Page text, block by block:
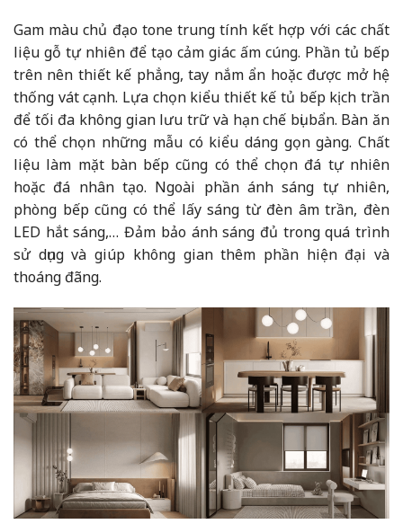
Gam màu chủ đạo tone trung tính kết hợp với các chất
liệu gỗ tự nhiên để tạo cảm giác ấm cúng. Phần tủ bếp
trên nên thiết kế phẳng, tay nắm ẩn hoặc được mở hệ
thống vát cạnh. Lựa chọn kiểu thiết kế tủ bếp kịch trần
để tối đa không gian lưu trữ và hạn chế bụi bẩn. Bàn ăn
có thể chọn những mẫu có kiểu dáng gọn gàng. Chất
liệu làm mặt bàn bếp cũng có thể chọn đá tự nhiên
hoặc đá nhân tạo. Ngoài phần ánh sáng tự nhiên,
phòng bếp cũng có thể lấy sáng từ đèn âm trần, đèn
LED hắt sáng,… Đảm bảo ánh sáng đủ trong quá trình
sử dụng và giúp không gian thêm phần hiện đại và
thoáng đãng.